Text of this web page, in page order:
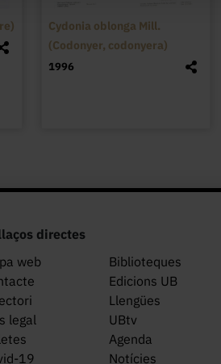
Cydonia oblonga Mill.
(Codonyer, codonyera)
1996
directes
web
Biblioteques
Edicions UB
Llengües
legal
UBtv
Agenda
19
Notícies